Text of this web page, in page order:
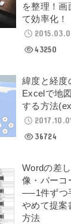
を整理！画
て効率化！
43250
緯度と経度
Excelで地
する方法
36724
Wordの差
像・バーコ
──1件ずつ
やめて提案
方法